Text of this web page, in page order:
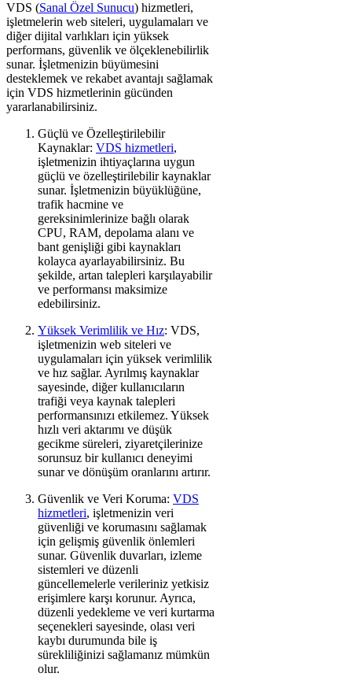
VDS (Sanal Özel Sunucu) hizmetleri,
işletmelerin web siteleri, uygulamaları ve
diğer dijital varlıkları için yüksek
performans, güvenlik ve ölçeklenebilirlik
sunar. İşletmenizin büyümesini
desteklemek ve rekabet avantajı sağlamak
için VDS hizmetlerinin gücünden
yararlanabilirsiniz.
Güçlü ve Özelleştirilebilir
Kaynaklar: VDS hizmetleri,
işletmenizin ihtiyaçlarına uygun
güçlü ve özelleştirilebilir kaynaklar
sunar. İşletmenizin büyüklüğüne,
trafik hacmine ve
gereksinimlerinize bağlı olarak
CPU, RAM, depolama alanı ve
bant genişliği gibi kaynakları
kolayca ayarlayabilirsiniz. Bu
şekilde, artan talepleri karşılayabilir
ve performansı maksimize
edebilirsiniz.
Yüksek Verimlilik ve Hız: VDS,
işletmenizin web siteleri ve
uygulamaları için yüksek verimlilik
ve hız sağlar. Ayrılmış kaynaklar
sayesinde, diğer kullanıcıların
trafiği veya kaynak talepleri
performansınızı etkilemez. Yüksek
hızlı veri aktarımı ve düşük
gecikme süreleri, ziyaretçilerinize
sorunsuz bir kullanıcı deneyimi
sunar ve dönüşüm oranlarını artırır.
Güvenlik ve Veri Koruma: VDS
hizmetleri, işletmenizin veri
güvenliği ve korumasını sağlamak
için gelişmiş güvenlik önlemleri
sunar. Güvenlik duvarları, izleme
sistemleri ve düzenli
güncellemelerle verileriniz yetkisiz
erişimlere karşı korunur. Ayrıca,
düzenli yedekleme ve veri kurtarma
seçenekleri sayesinde, olası veri
kaybı durumunda bile iş
sürekliliğinizi sağlamanız mümkün
olur.